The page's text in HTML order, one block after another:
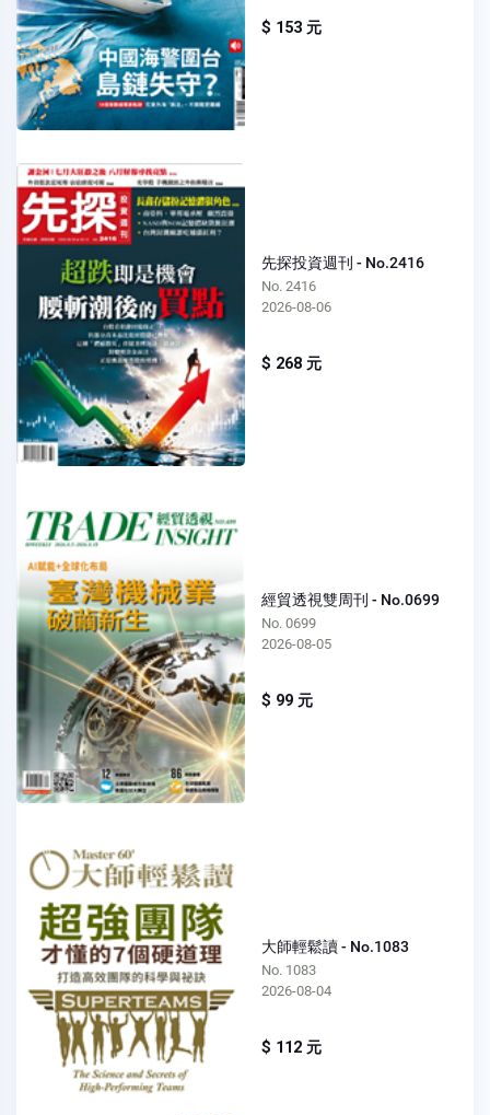
$ 153 元
先探投資週刊 - No.2416
No. 2416
2026-08-06
$ 268 元
經貿透視雙周刊 - No.0699
No. 0699
2026-08-05
$ 99 元
大師輕鬆讀 - No.1083
No. 1083
2026-08-04
$ 112 元